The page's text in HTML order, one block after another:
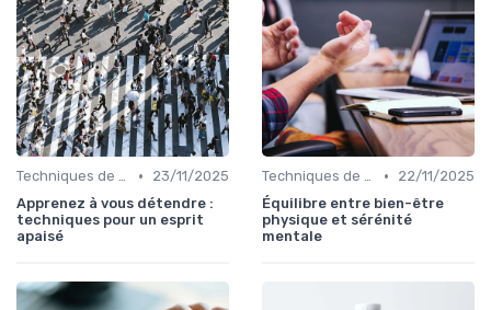
Techniques de Gestion du Stress •
23/11/2025
Apprenez à vous détendre :
techniques pour un esprit
apaisé
Techniques de Gestion du Stress •
22/11/2025
Équilibre entre bien-être
physique et sérénité
mentale